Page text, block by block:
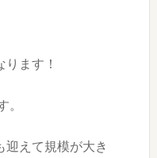
ます！
迎えて規模が大き